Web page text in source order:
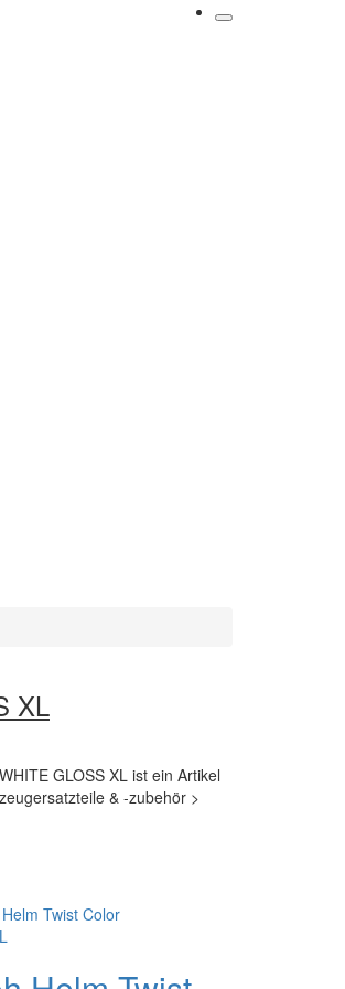
XL
GLOSS XL ist ein Artikel
& -zubehör >